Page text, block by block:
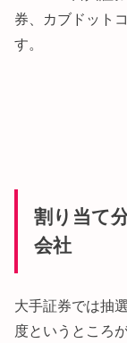
券、カブドット
す。
割り当て
会社
大手証券では抽
度というところ